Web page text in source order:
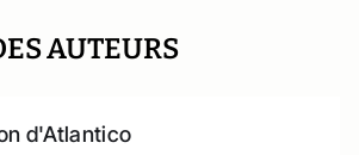
AUTEURS
d'Atlantico